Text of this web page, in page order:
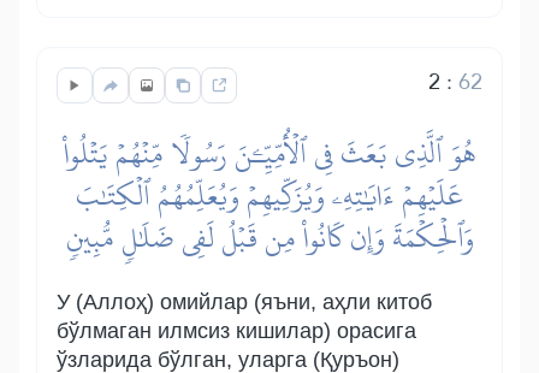
2 :62
هُوَ ٱلَّذِي بَعَثَ فِي ٱلۡأُمِّيِّـۧنَ رَسُولٗا مِّنۡهُمۡ يَتۡلُواْ
عَلَيۡهِمۡ ءَايَٰتِهِۦ وَيُزَكِّيهِمۡ وَيُعَلِّمُهُمُ ٱلۡكِتَٰبَ
وَٱلۡحِكۡمَةَ وَإِن كَانُواْ مِن قَبۡلُ لَفِي ضَلَٰلٖ مُّبِينٖ
У (Аллоҳ) омийлар (яъни, аҳли китоб
бўлмаган илмсиз кишилар) орасига
ўзларида бўлган, уларга (Қуръон)